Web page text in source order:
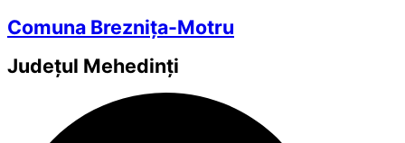
Comuna Breznița-Motru
Județul Mehedinți